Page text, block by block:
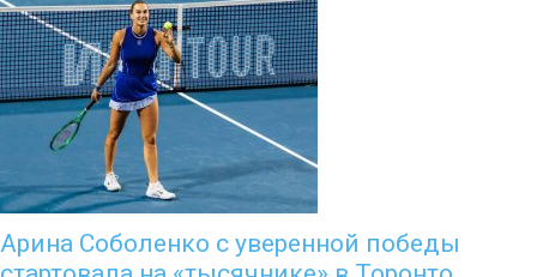
Арина Соболенко с уверенной победы